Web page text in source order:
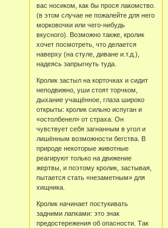
вас носиком, как бы прося лакомство.
(в этом случае не пожалейте для него
морковочки или чего-нибудь
вкусного). Возможно также, кролик
хочет посмотреть, что делается
наверху (на стуле, диване и.т.д.),
надеясь запрыгнуть туда.
Кролик застыл на корточках и сидит
неподвижно, уши стоят торчком,
дыхание учащённое, глаза широко
открыты: кролик сильно испуган и
«остолбенел» от страха. Он
чувствует себя загнанным в угол и
лишённым возможности бегства. В
природе некоторые животные
реагируют только на движение
жертвы, и поэтому кролик, застывая,
пытается стать «незаметным» для
хищника.
Кролик начинает постукивать
задними лапками: это знак
предостережения об опасности. Так